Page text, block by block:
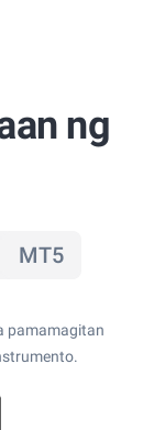
ng
MT5
pamamagitan